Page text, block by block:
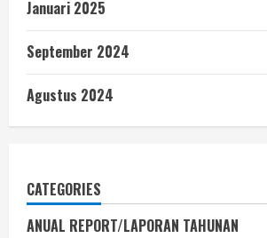
Januari 2025
September 2024
Agustus 2024
CATEGORIES
ANUAL REPORT/LAPORAN TAHUNAN